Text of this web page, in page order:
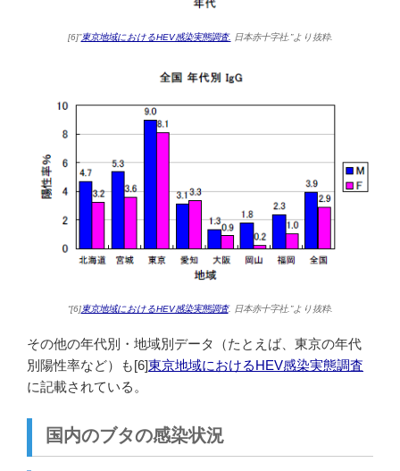
[6]”東京地域におけるHEV感染実態調査. 日本赤十字社.”より抜粋.
“[6]東京地域におけるHEV感染実態調査. 日本赤十字社.”より抜粋.
その他の年代別・地域別データ（たとえば、東京の年代
別陽性率など）も[6]東京地域におけるHEV感染実態調査
に記載されている。
国内のブタの感染状況